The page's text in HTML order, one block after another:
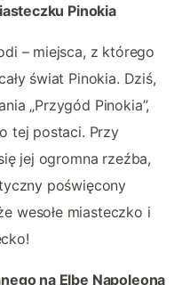
Pinokia
– miejsca, z którego
świat Pinokia. Dziś,
„Przygód Pinokia”,
tej postaci. Przy
jej ogromna rzeźba,
poświęcony
wesołe miasteczko i
na Elbę Napoleona